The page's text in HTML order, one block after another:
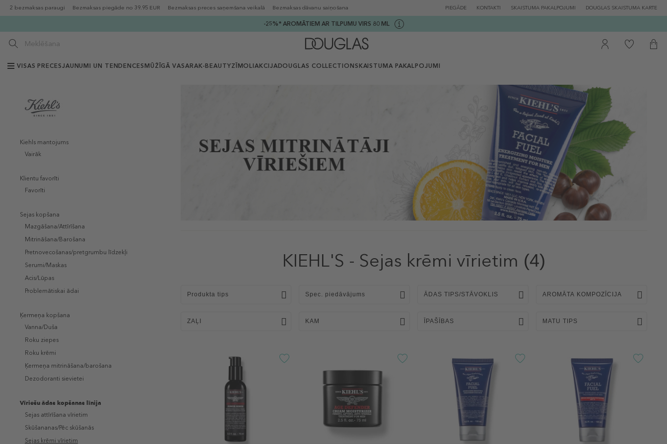
2 bezmaksas paraugi Bezmaksas piegāde no 39.95 EUR Bezmaksas preces saņemšana veikalā Bezmaksas dāvanu saiņošana PIEGĀDE KONTAKTI SKAISTUMA PAKALPOJUMI DOUGLAS SKAISTUMA KARTE
-25%* AROMĀTIEM AR TILPUMU VIRS 80 ML
VISAS PRECESJAUNUMI UN TENDENCES MŪŽĪGĀ VASARAK-BEAUTYZĪMOLIAKCIJADOUGLAS COLLECTION SKAISTUMA PAKALPOJUMI
Kiehls mantojums
Vairāk
Klientu favorīti
Favorīti
Sejas kopšana
Mazgāšana/Attīrīšana
Mitrināšana/Barošana
Pretnovecošanas/pretgrumbu līdzekļi
Serumi/Maskas
Acis/Lūpas
Problemātiskai ādai
Ķermeņa kopšana
Vanna/Duša
Roku ziepes
Roku krēmi
Ķermeņa mitrināšana/barošana
Dezodoranti sievietei
Vīriešu ādas kopšanas līnija
Sejas attīrīšana vīrietim
Skūšananas/Pēc skūšanās
Sejas krēmi vīrietim
KIEHL'S - Sejas krēmi vīrietim (4)
Produkta tips Spec. piedāvājums ĀDAS TIPS/STĀVOKLIS AROMĀTA KOMPOZĪCIJA
ZAĻI KAM ĪPAŠĪBAS MATU TIPS